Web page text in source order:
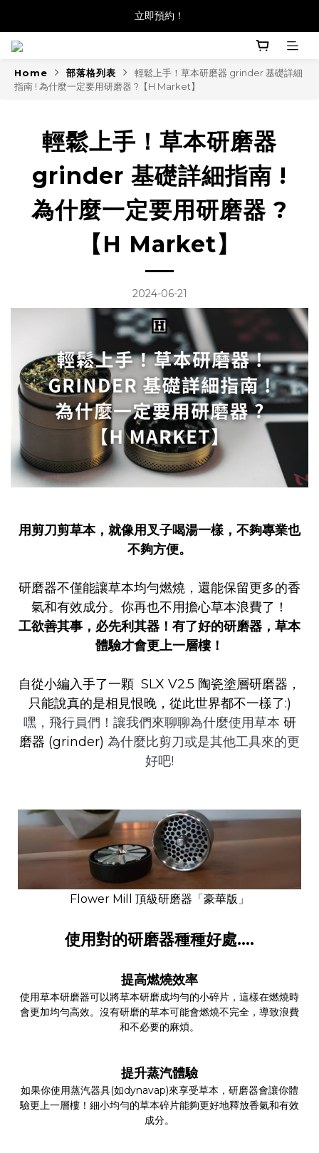
立即預約！
Home 部落格列表
輕鬆上手！草本研磨器 grinder 基礎詳細
指南 ! 為什麼一定要用研磨器 ?【H Market】
輕鬆上手！草本研磨器
grinder 基礎詳細指南 !
為什麼一定要用研磨器 ?
【H Market】
2024-06-21
用剪刀剪草本，就像用叉子喝湯一樣，不夠專業也
不夠方便。
研磨器不僅能讓草本均勻燃燒，還能保留更多的香
氣和有效成分。你再也不用擔心草本浪費了！
工欲善其事，必先利其器！有了好的研磨器，草本
體驗才會更上一層樓！
自從小編入手了一顆 SLX V2.5 陶瓷塗層研磨器 ，
只能說真的是相見恨晚，從此世界都不一樣了:)
嘿，飛行員們！讓我們來聊聊為什麼使用草本 研
磨器 (grinder) 為什麼比剪刀或是其他工具來的更
好吧!
Flower Mill 頂級研磨器「豪華版」
使用對的研磨器種種好處....
提高燃燒效率
使用草本研磨器可以將草本研磨成均勻的小碎片，這樣在燃燒時
會更加均勻高效。沒有研磨的草本可能會燃燒不完全，導致浪費
和不必要的麻煩。
提升蒸汽體驗
如果你使用蒸汽器具(如dynavap)來享受草本，研磨器會讓你體
驗更上一層樓！細小均勻的草本碎片能夠更好地釋放香氣和有效
成分。